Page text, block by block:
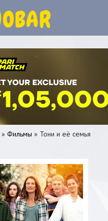
» Фильмы » Тони и её семья
0
1 2 3 4 5